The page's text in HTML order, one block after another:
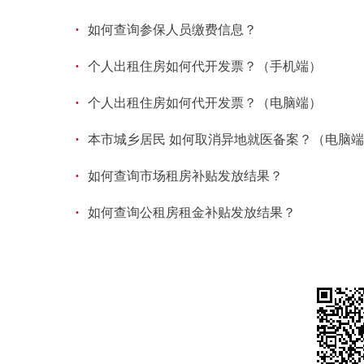
· 如何查询参保人员缴费信息？
· 个人出租住房如何代开发票？（手机端）
· 个人出租住房如何代开发票？（电脑端）
· 本市城乡居民 如何取消异地就医备案？（电脑
· 如何查询市场租房补贴发放结果？
· 如何查询公租房租金补贴发放结果？